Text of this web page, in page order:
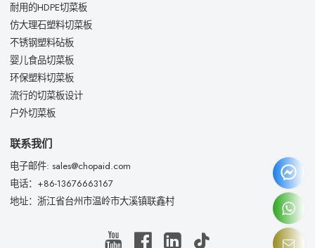
耐用的HDPE切菜板
仿大理石塑料切菜板
不锈钢塑料砧板
婴儿食品切菜板
环保塑料切菜板
流行的切菜板设计
户外切菜板
联系我们
电子邮件: sales@chopaid.com
电话：+86-13676663167
地址：浙江省台州市温岭市大溪镇联鑫村